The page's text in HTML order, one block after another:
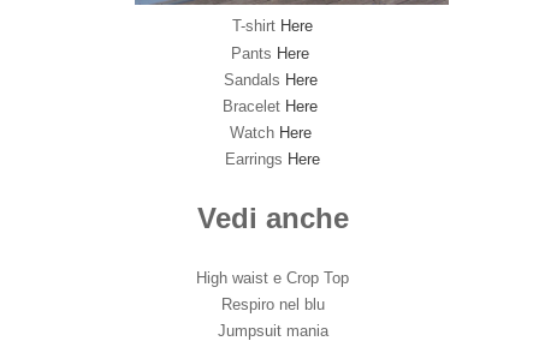
T-shirt Here
Pants Here
Sandals Here
Bracelet Here
Watch Here
Earrings Here
Vedi anche
High waist e Crop Top
Respiro nel blu
Jumpsuit mania